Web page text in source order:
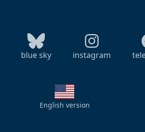
blue sky instagram
English version